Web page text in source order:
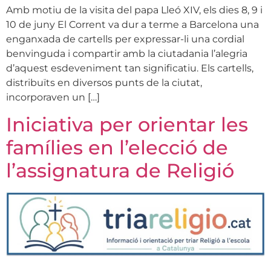
Amb motiu de la visita del papa Lleó XIV, els dies 8, 9 i
10 de juny El Corrent va dur a terme a Barcelona una
enganxada de cartells per expressar-li una cordial
benvinguda i compartir amb la ciutadania l’alegria
d’aquest esdeveniment tan significatiu. Els cartells,
distribuïts en diversos punts de la ciutat,
incorporaven un […]
Iniciativa per orientar les
famílies en l’elecció de
l’assignatura de Religió